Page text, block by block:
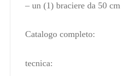
– un (1) braciere da 50 cm
Catalogo completo:
tecnica: